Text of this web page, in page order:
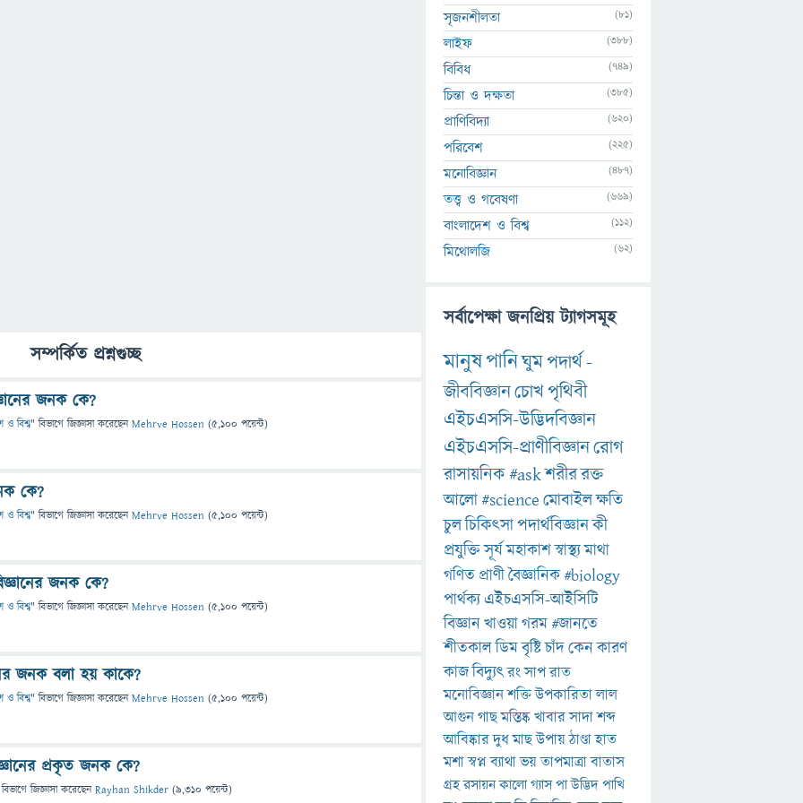
সম্পর্কিত প্রশ্নগুচ্ছ
জনক কে?
ও বিশ্ব" বিভাগে জিজ্ঞাসাকরেছেনMehrve Hossen (5,100 পয়েন্ট)
কে?
ও বিশ্ব" বিভাগে জিজ্ঞাসাকরেছেনMehrve Hossen (5,100 পয়েন্ট)
জনক কে?
ও বিশ্ব" বিভাগে জিজ্ঞাসাকরেছেনMehrve Hossen (5,100 পয়েন্ট)
জনক বলা হয় কাকে?
ও বিশ্ব" বিভাগে জিজ্ঞাসাকরেছেনMehrve Hossen (5,100 পয়েন্ট)
প্রকৃত জনক কে?
জিজ্ঞাসাকরেছেনRayhan Shikder (9,310 পয়েন্ট)
সৃজনশীলতা (81)
লাইফ (388)
বিবিধ (749)
চিন্তা ও দক্ষতা (385)
প্রাণিবিদ্যা (620)
পরিবেশ (225)
মনোবিজ্ঞান (487)
তত্ত্ব ও গবেষণা (669)
বাংলাদেশ ও বিশ্ব (112)
মিথোলজি (62)
সর্বাপেক্ষা জনপ্রিয় ট্যাগসমূহ
মানুষপানিঘুমপদার্থ-
জীববিজ্ঞানচোখপৃথিবী
এইচএসসি-উদ্ভিদবিজ্ঞান
এইচএসসি-প্রাণীবিজ্ঞানরোগ
রাসায়নিক#askশরীররক্ত
আলো#scienceমোবাইলক্ষতি
চুলচিকিৎসাপদার্থবিজ্ঞানকী
প্রযুক্তিসূর্যমহাকাশস্বাস্থ্যমাথা
গণিত প্রাণীবৈজ্ঞানিক#biology
পার্থক্য এইচএসসি-আইসিটি
বিজ্ঞানখাওয়াগরম#জানতে
শীতকালডিমবৃষ্টিচাঁদকেনকারণ
কাজবিদ্যুৎরংসাপরাত
মনোবিজ্ঞানশক্তিউপকারিতালাল
আগুনগাছমস্তিষ্কখাবারসাদাশব্দ
আবিষ্কারদুধমাছউপায়ঠাণ্ডাহাত
মশাস্বপ্নব্যাথাভয়তাপমাত্রাবাতাস
গ্রহরসায়নকালোগ্যাসপাউদ্ভিদপাখি